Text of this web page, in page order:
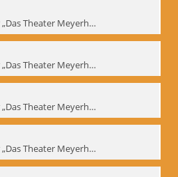
Aufnahmen für „Das Theater Meyerholds und die Biomechanik“ (6). Biomechanische Grundelemente und szenische Umsetzung, Ausschnitt 2 - Interne Signatur: BM-vid-6_A2
Aufnahmen für „Das Theater Meyerholds und die Biomechanik“ (7). Biomechanische Etüden – Detailstudien, Ausschnitt 1 - Interne Signatur: BM-vid-7_A1
Aufnahmen für „Das Theater Meyerholds und die Biomechanik“ (7). Biomechanische Etüden – Detailstudien, Ausschnitt 2 - Interne Signatur: BM-vid-7_A2
Aufnahmen für „Das Theater Meyerholds und die Biomechanik“ (7). Biomechanische Etüden – Detailstudien, Ausschnitt 3 - Interne Signatur: BM-vid-7_A3